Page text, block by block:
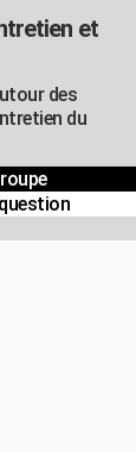
et
des
du